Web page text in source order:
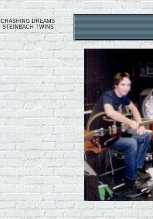
CRASHING DREAMS
STEINBACH TWINS